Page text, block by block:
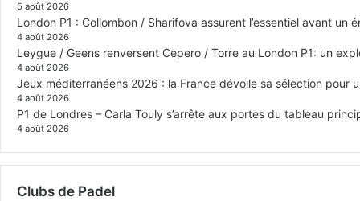
5 août 2026
London P1 : Collombon / Sharifova assurent l’essentiel avant un
4 août 2026
Leygue / Geens renversent Cepero / Torre au London P1: un
4 août 2026
Jeux méditerranéens 2026 : la France dévoile sa sélection pour
4 août 2026
P1 de Londres – Carla Touly s’arrête aux portes du tableau
4 août 2026
Clubs de Padel